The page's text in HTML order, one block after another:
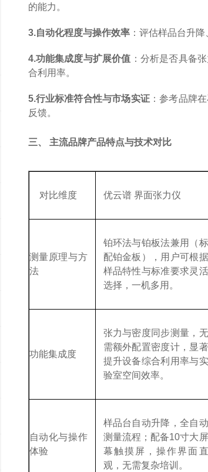
的能力。
3.自动化程度与操作效率：评估样品台升降
4.功能集成度与扩展价值 ：分析是否具备
合利用率。
5.行业标准符合性与市场实证 ：参考品牌
反馈。
三、 主流品牌产品特点与技术对比
对比维度 优云谱 界面张力仪
测量原理与方
法
铂环法与铂板法兼用（标
配铂金板），用户可根据
样品特性与标准要求灵活
选择，一机多用。
功能集成度
张力与密度同步测量，无
需额外配置密度计，显著
提升设备综合利用率与实
验室空间效率。
自动化与操作
体验
样品台自动升降，全自动
测量流程；配备10寸大屏
幕触摸屏，操作界面直
观，无需复杂培训。